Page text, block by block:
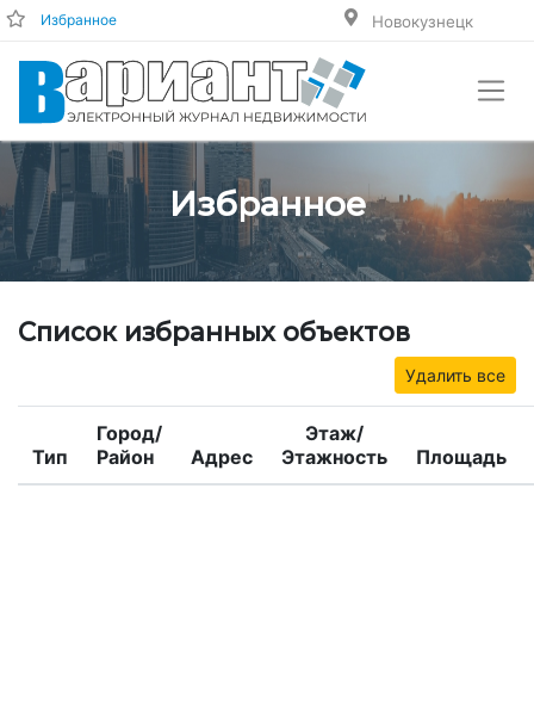
Избранное Новокузнецк
Избранное
Список избранных объектов
Удалить все
Тип
Город/
Район
Адрес
Этаж/
Этажность
Площадь